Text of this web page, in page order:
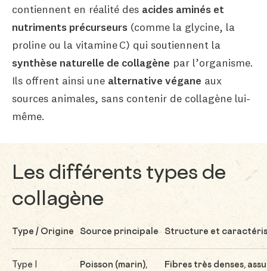
contiennent en réalité des acides aminés et
nutriments précurseurs (comme la glycine, la
proline ou la vitamine C) qui soutiennent la
synthèse naturelle de collagène par l’organisme.
Ils offrent ainsi une alternative végane aux
sources animales, sans contenir de collagène lui-
même.
Les différents types de
collagène
Type / Origine Source principale Structure et
Type I
Poisson (marin),
Fibres très denses,